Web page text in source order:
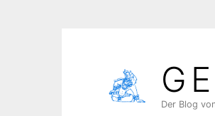
Der Blog